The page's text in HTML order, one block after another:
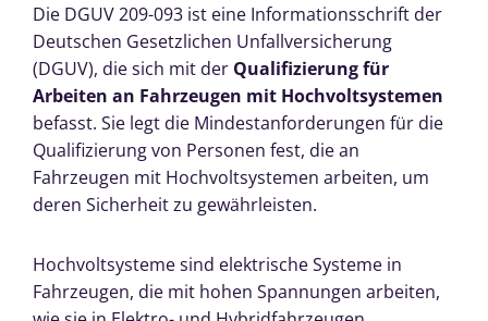
Die DGUV 209-093 ist eine Informationsschrift der
Deutschen Gesetzlichen Unfallversicherung
(DGUV), die sich mit der Qualifizierung für
Arbeiten an Fahrzeugen mit Hochvoltsystemen
befasst. Sie legt die Mindestanforderungen für die
Qualifizierung von Personen fest, die an
Fahrzeugen mit Hochvoltsystemen arbeiten, um
deren Sicherheit zu gewährleisten.
Hochvoltsysteme sind elektrische Systeme in
Fahrzeugen, die mit hohen Spannungen arbeiten,